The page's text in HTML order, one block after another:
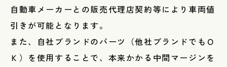
自動車メーカーとの販売代理店契約等により車両値
引きが可能となります。
また、自社ブランドのパーツ（他社ブランドでもＯ
Ｋ）を使用することで、本来かかる中間マージンを